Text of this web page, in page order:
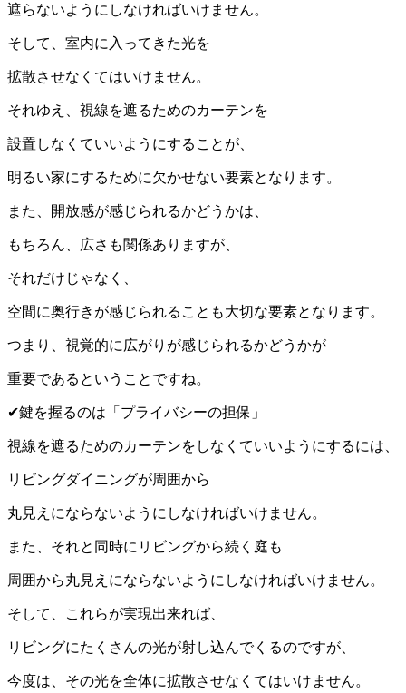
遮らないようにしなければいけません。
そして、室内に入ってきた光を
拡散させなくてはいけません。
それゆえ、視線を遮るためのカーテンを
設置しなくていいようにすることが、
明るい家にするために欠かせない要素となります。
また、開放感が感じられるかどうかは、
もちろん、広さも関係ありますが、
それだけじゃなく、
空間に奥行きが感じられることも大切な要素となります。
つまり、視覚的に広がりが感じられるかどうかが
重要であるということですね。
✔鍵を握るのは「プライバシーの担保」
視線を遮るためのカーテンをしなくていいようにするには、
リビングダイニングが周囲から
丸見えにならないようにしなければいけません。
また、それと同時にリビングから続く庭も
周囲から丸見えにならないようにしなければいけません。
そして、これらが実現出来れば、
リビングにたくさんの光が射し込んでくるのですが、
今度は、その光を全体に拡散させなくてはいけません。